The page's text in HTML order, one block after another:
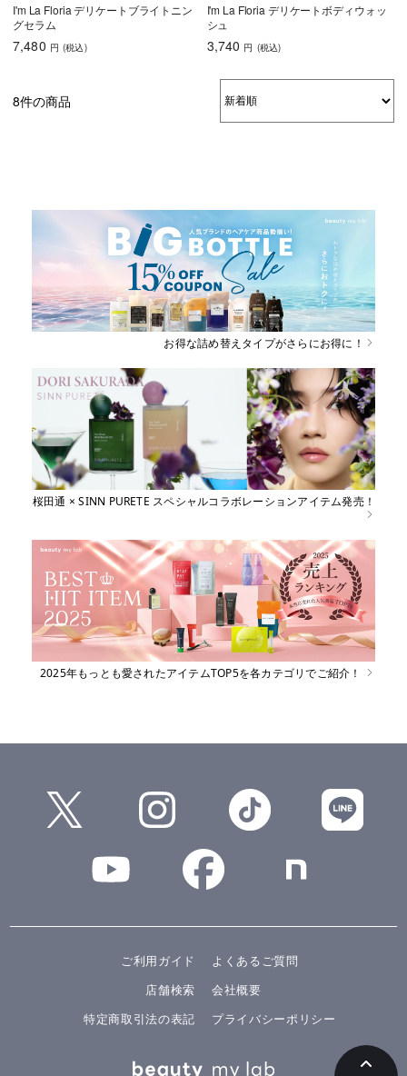
I'm La Floria デリケートブライトニン
グセラム
7,480 円 (税込)
I'm La Floria デリケートボディウォッ
シュ
3,740 円 (税込)
8件の商品
お得な詰め替えタイプがさらにお得に！
桜田通 × SINN PURETE スペシャルコラボレーションアイテム発売！
2025年もっとも愛されたアイテムTOP5を各カテゴリでご紹介！
ご利用ガイド
よくあるご質問
店舗検索
会社概要
特定商取引法の表記
プライバシーポリシー